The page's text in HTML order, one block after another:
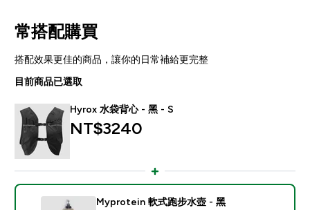
常搭配購買
搭配效果更佳的商品，讓你的日常補給更完整
目前商品已選取
Hyrox 水袋背心 - 黑 - S
NT$3240‎
Myprotein 軟式跑步水壺 - 黑